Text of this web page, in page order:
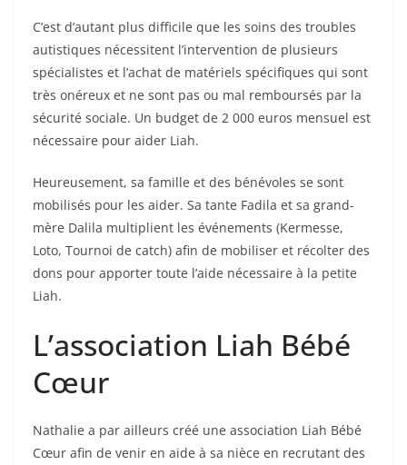
C’est d’autant plus difficile que les soins des troubles
autistiques nécessitent l’intervention de plusieurs
spécialistes et l’achat de matériels spécifiques qui sont
très onéreux et ne sont pas ou mal remboursés par la
sécurité sociale. Un budget de 2 000 euros mensuel est
nécessaire pour aider Liah.
Heureusement, sa famille et des bénévoles se sont
mobilisés pour les aider. Sa tante Fadila et sa grand-
mère Dalila multiplient les événements (Kermesse,
Loto, Tournoi de catch) afin de mobiliser et récolter des
dons pour apporter toute l’aide nécessaire à la petite
Liah.
L’association Liah Bébé
Cœur
Nathalie a par ailleurs créé une association Liah Bébé
Cœur afin de venir en aide à sa nièce en recrutant des